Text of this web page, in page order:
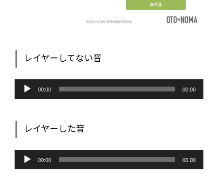
レイヤーしてない音
音
プ
ヤ
00:00 00:00
レイヤーした音
音
プ
00:00 00:00